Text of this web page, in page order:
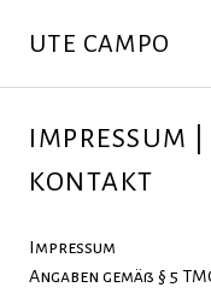
UTE CAMPO
IMPRESSUM |
KONTAKT
Impressum
Angaben gemäß § 5